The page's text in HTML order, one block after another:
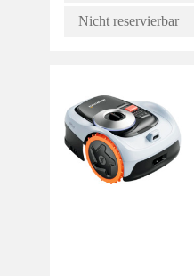
Nicht reservierbar